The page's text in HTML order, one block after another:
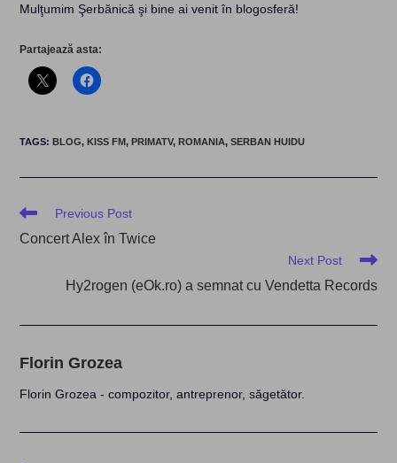
Mulţumim Şerbănică şi bine ai venit în blogosferă!
Partajează asta:
TAGS:BLOG, KISS FM, PRIMATV, ROMANIA, SERBAN HUIDU
Read
articles
Previous Post
Concert Alex în Twice
Next Post
Hy2rogen (eOk.ro) a semnat cu Vendetta Records
Florin Grozea
Florin Grozea - compozitor, antreprenor, săgetător.